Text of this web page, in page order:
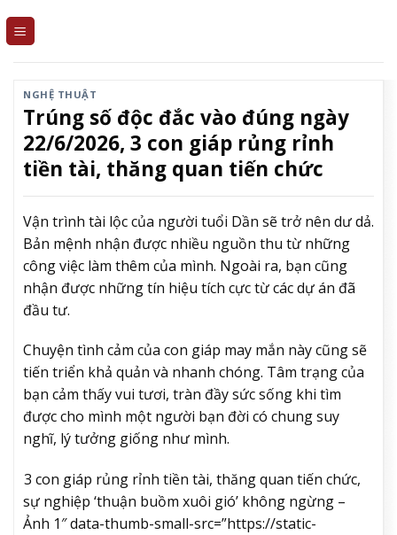
NGHỆ THUẬT
Trúng số độc đắc vào đúng ngày
22/6/2026, 3 con giáp rủng rỉnh
tiền tài, thăng quan tiến chức
Vận trình tài lộc của người tuổi Dần sẽ trở nên dư dả.
Bản mệnh nhận được nhiều nguồn thu từ những
công việc làm thêm của mình. Ngoài ra, bạn cũng
nhận được những tín hiệu tích cực từ các dự án đã
đầu tư.
Chuyện tình cảm của con giáp may mắn này cũng sẽ
tiến triển khả quản và nhanh chóng. Tâm trạng của
bạn cảm thấy vui tươi, tràn đầy sức sống khi tìm
được cho mình một người bạn đời có chung suy
nghĩ, lý tưởng giống như mình.
3 con giáp rủng rỉnh tiền tài, thăng quan tiến chức,
sự nghiệp ‘thuận buồm xuôi gió’ không ngừng –
Ảnh 1″ data-thumb-small-src=”https://static-